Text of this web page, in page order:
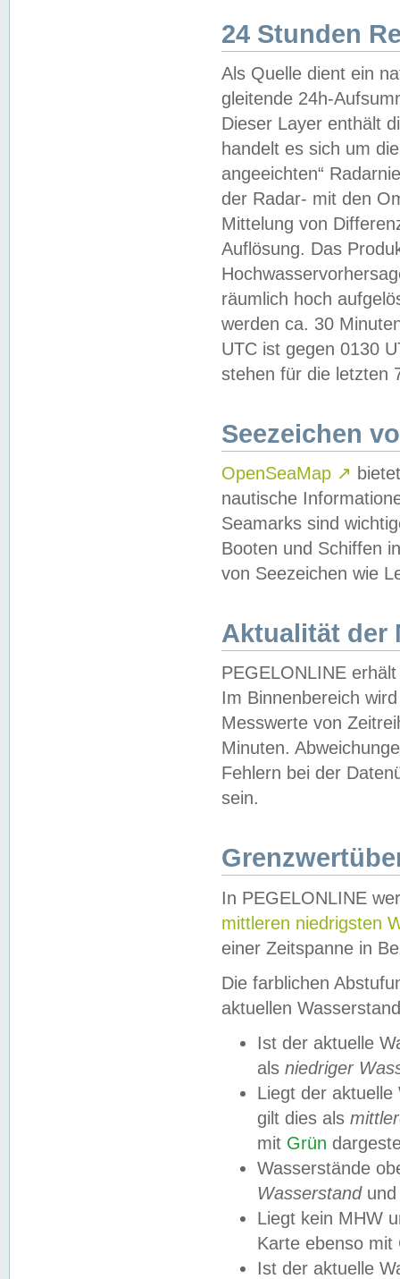
24 Stunden
Als Quelle dient ein
gleitende 24h-
Dieser Layer enthält
handelt es sich um
angeeichten“
der Radar- mit den
Mittelung von
Auflösung. Das
räumlich hoch
werden ca. 30
UTC ist gegen 0130
stehen für die letzten
Seezeichen
OpenSeaMap ↗
nautische
Seamarks sind
Booten und Schiffen
von Seezeichen wie
Aktualität der
PEGELONLINE
Im Binnenbereich
Messwerte von
Minuten.
Fehlern bei der
sein.
In PEGELONLINE
mittleren niedrigsten
einer Zeitspanne in
Die farblichen
aktuellen
Ist der aktuelle
als niedriger
Liegt der
gilt dies als
mit Grün
Wasserstände
Wasserstandund
Liegt kein MHW
Karte ebenso mit
Ist der aktuelle